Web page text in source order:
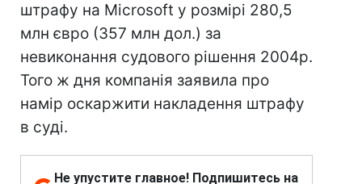
штрафу на Microsoft у розмірі 280,5
млн євро (357 млн дол.) за
невиконання судового рішення 2004р.
Того ж дня компанія заявила про
намір оскаржити накладення штрафу
в суді.
Не упустите главное! Подпишитесь на